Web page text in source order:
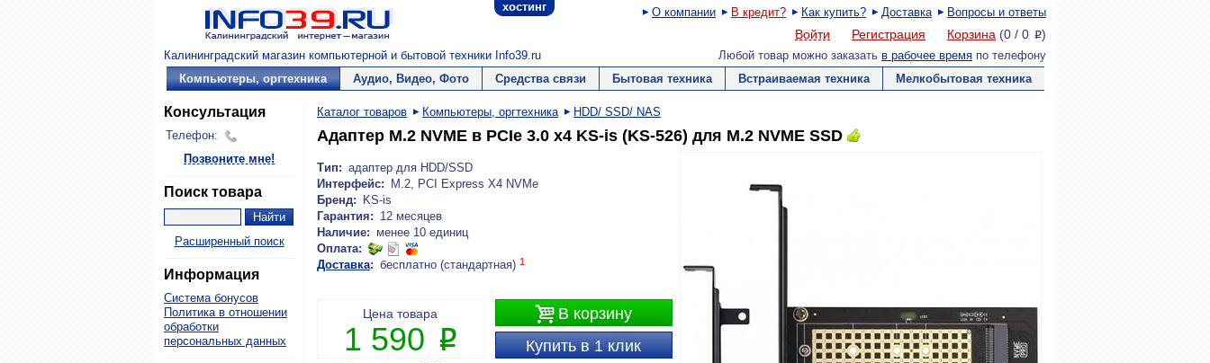
хостинг О компании В кредит? Как купить? Доставка Вопросы и ответы
Войти Регистрация Корзина (0 / 0 P)
Калининградский магазин компьютерной и бытовой техники Info39.ru Любой товар можно заказать в рабочее время по телефону
Компьютеры, оргтехника
Аудио, Видео, Фото Средства связи Бытовая техника Встраиваемая техника Мелкобытовая техника
Консультация
Телефон:
Позвоните мне!
Поиск товара
Расширенный поиск
Информация
Система бонусов
Политика в отношении
обработки
персональных данных
Каталог товаров Компьютеры, оргтехника HDD/ SSD/ NAS
Адаптер M.2 NVME в PCIe 3.0 x4 KS-is (KS-526) для M.2 NVME SSD
Тип: адаптер для HDD/SSD
Интерфейс:
M.2, PCI Express X4 NVMe
Бренд:
KS-is
Гарантия: 12 месяцев
Наличие: менее 10 единиц
Оплата:
Доставка: бесплатно (стандартная) 1
В корзину
Купить в 1 клик
Цена товара
1 590 P